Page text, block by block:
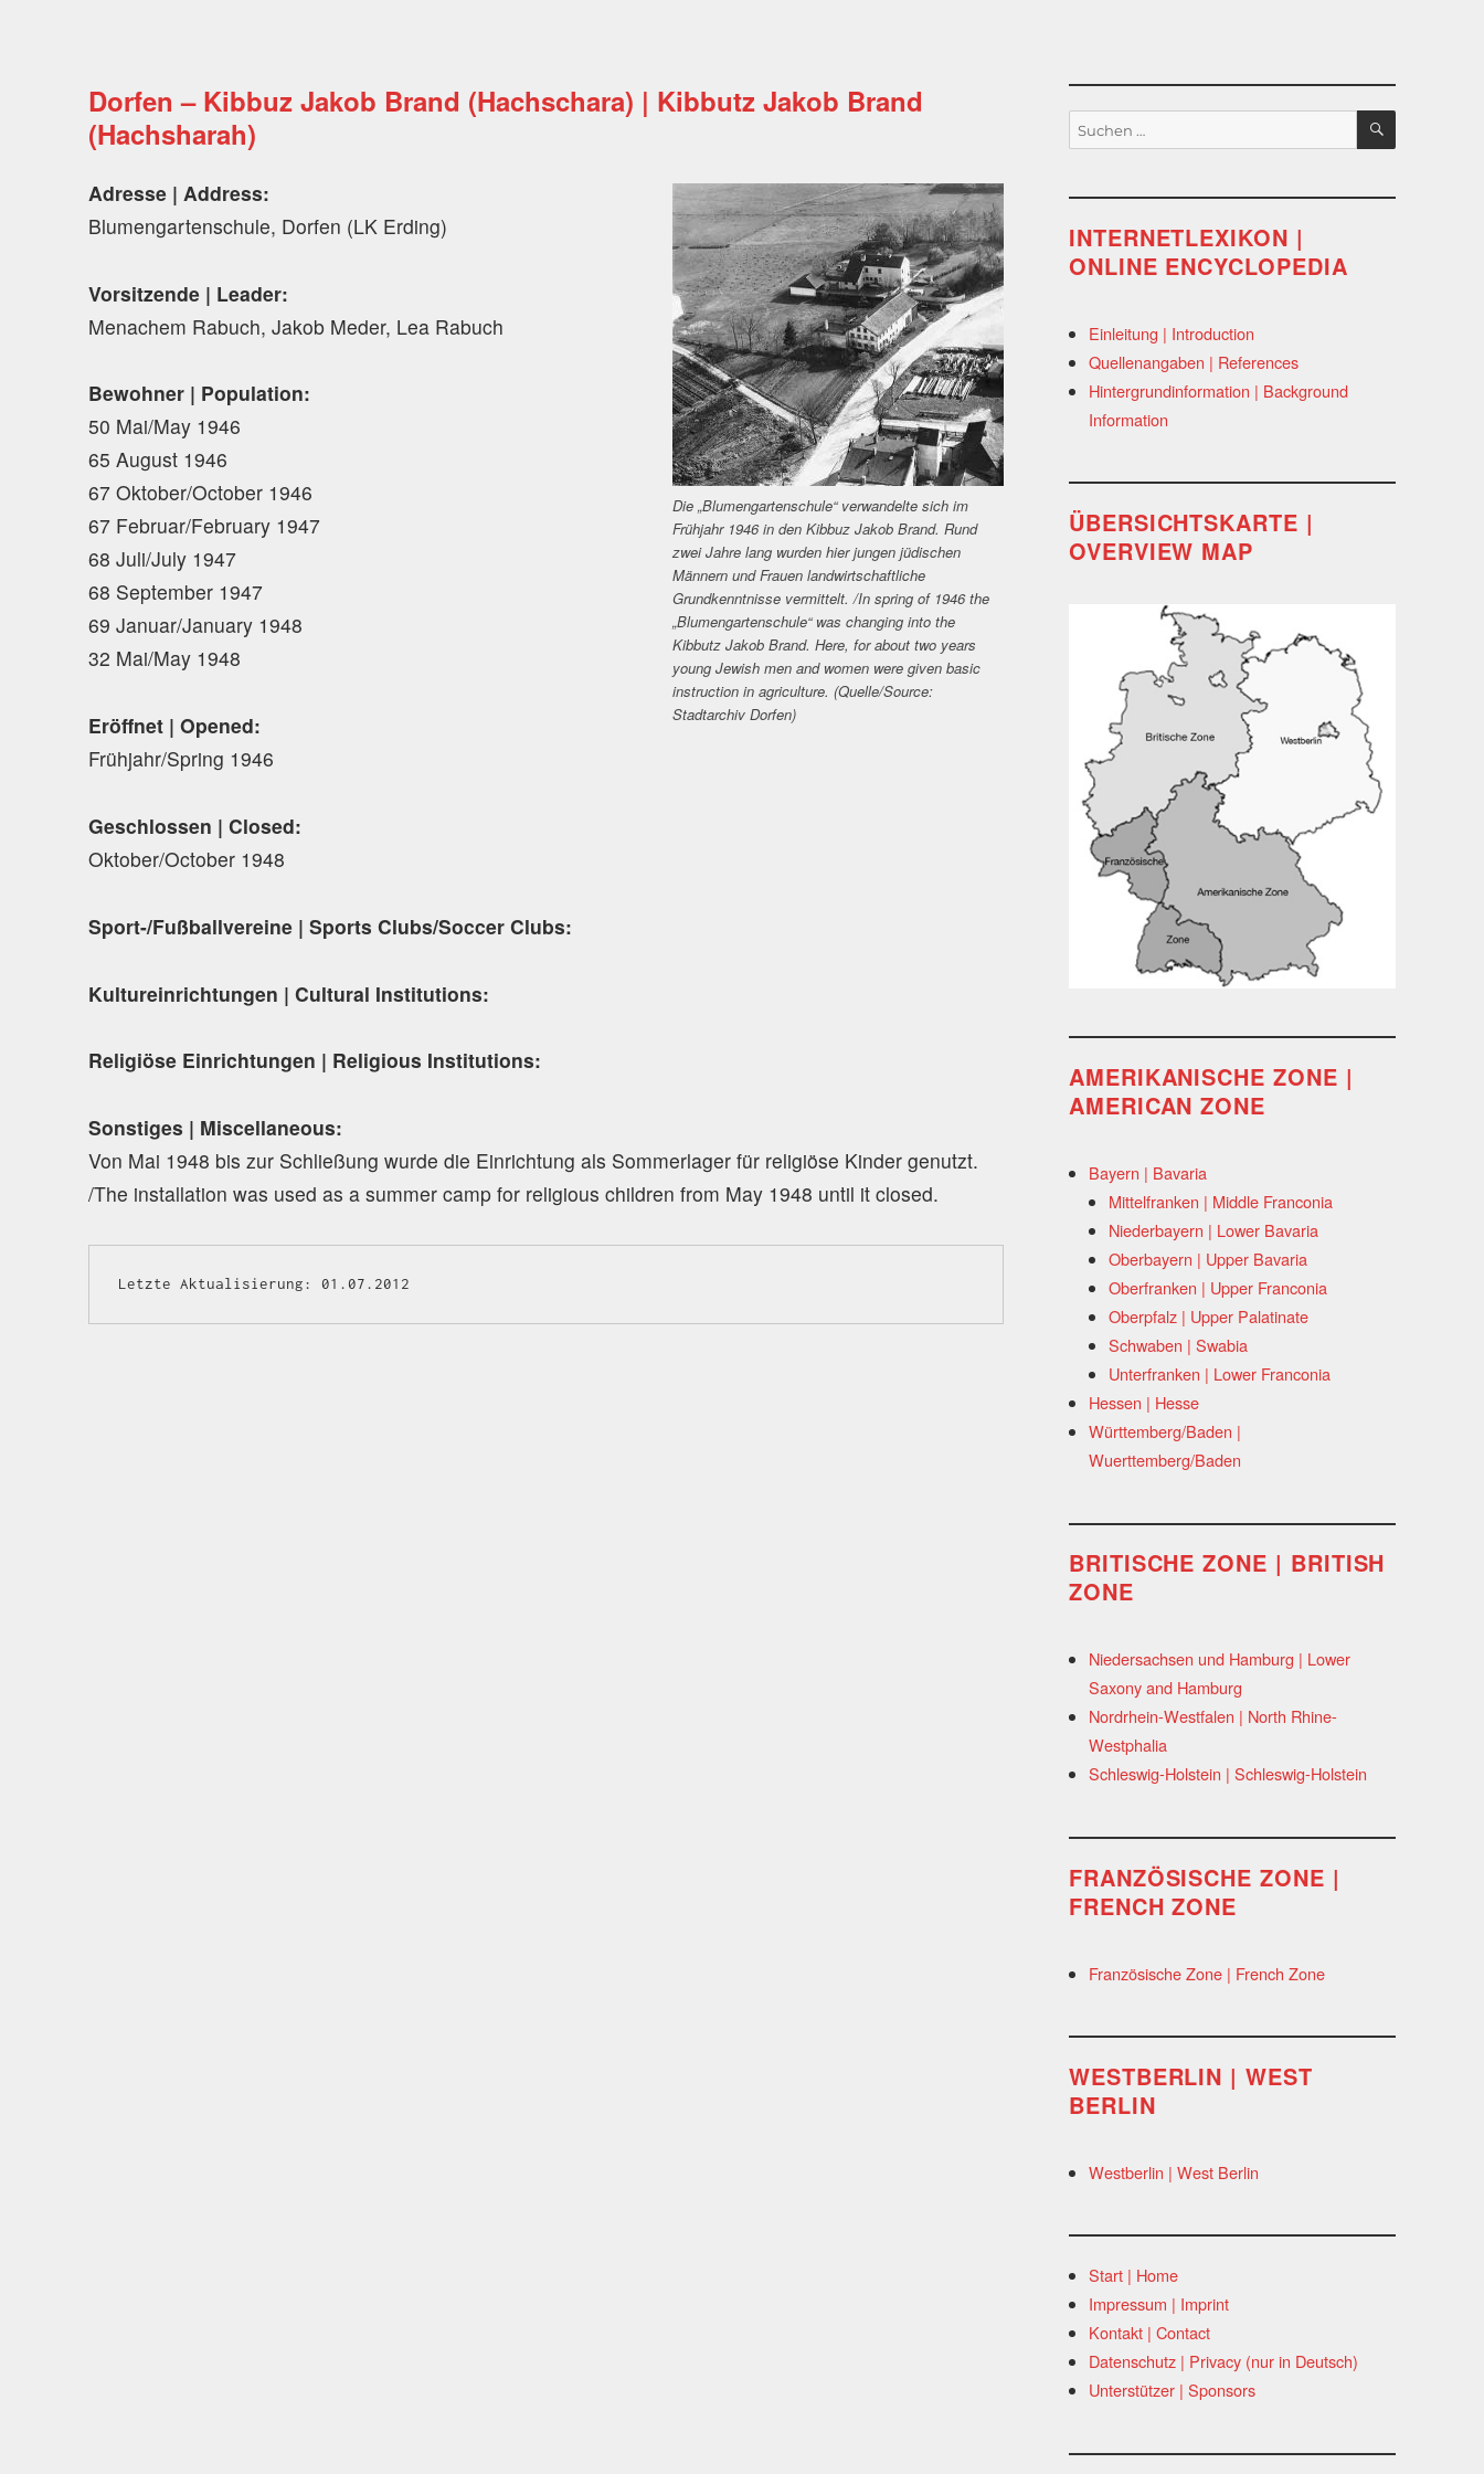
Dorfen – Kibbuz Jakob Brand (Hachschara) | Kibbutz Jakob Brand
(Hachsharah)
Die „Blumengartenschule“ verwandelte sich im
Frühjahr 1946 in den Kibbuz Jakob Brand. Rund
zwei Jahre lang wurden hier jungen jüdischen
Männern und Frauen landwirtschaftliche
Grundkenntnisse vermittelt. /In spring of 1946 the
„Blumengartenschule“ was changing into the
Kibbutz Jakob Brand. Here, for about two years
young Jewish men and women were given basic
instruction in agriculture. (Quelle/Source:
Stadtarchiv Dorfen)
Adresse | Address:
Blumengartenschule, Dorfen (LK Erding)
Vorsitzende | Leader:
Menachem Rabuch, Jakob Meder, Lea Rabuch
Bewohner | Population:
50 Mai/May 1946
65 August 1946
67 Oktober/October 1946
67 Februar/February 1947
68 Juli/July 1947
68 September 1947
69 Januar/January 1948
32 Mai/May 1948
Eröffnet | Opened:
Frühjahr/Spring 1946
Geschlossen | Closed:
Oktober/October 1948
Sport-/Fußballvereine | Sports Clubs/Soccer Clubs:
Kultureinrichtungen | Cultural Institutions:
Religiöse Einrichtungen | Religious Institutions:
Sonstiges | Miscellaneous:
Von Mai 1948 bis zur Schließung wurde die Einrichtung als Sommerlager für religiöse Kinder genutzt.
/The installation was used as a summer camp for religious children from May 1948 until it closed.
Letzte Aktualisierung: 01.07.2012
Suchen
nach:
SUCHEN
INTERNETLEXIKON |
ONLINE ENCYCLOPEDIA
Einleitung | Introduction
Quellenangaben | References
Hintergrundinformation | Background
Information
ÜBERSICHTSKARTE |
OVERVIEW MAP
AMERIKANISCHE ZONE |
AMERICAN ZONE
Bayern | Bavaria
Mittelfranken | Middle Franconia
Niederbayern | Lower Bavaria
Oberbayern | Upper Bavaria
Oberfranken | Upper Franconia
Oberpfalz | Upper Palatinate
Schwaben | Swabia
Unterfranken | Lower Franconia
Hessen | Hesse
Württemberg/Baden |
Wuerttemberg/Baden
BRITISCHE ZONE | BRITISH
ZONE
Niedersachsen und Hamburg | Lower
Saxony and Hamburg
Nordrhein-Westfalen | North Rhine-
Westphalia
Schleswig-Holstein | Schleswig-Holstein
FRANZÖSISCHE ZONE |
FRENCH ZONE
Französische Zone | French Zone
WESTBERLIN | WEST
BERLIN
Westberlin | West Berlin
Start | Home
Impressum | Imprint
Kontakt | Contact
Datenschutz | Privacy (nur in Deutsch)
Unterstützer | Sponsors